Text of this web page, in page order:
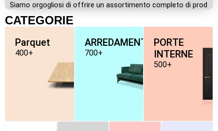
Siamo orgogliosi di offrire un assortimento completo di prod
CATEGORIE
Parquet
400+
ARREDAMENTO
700+
PORTE
INTERNE
500+